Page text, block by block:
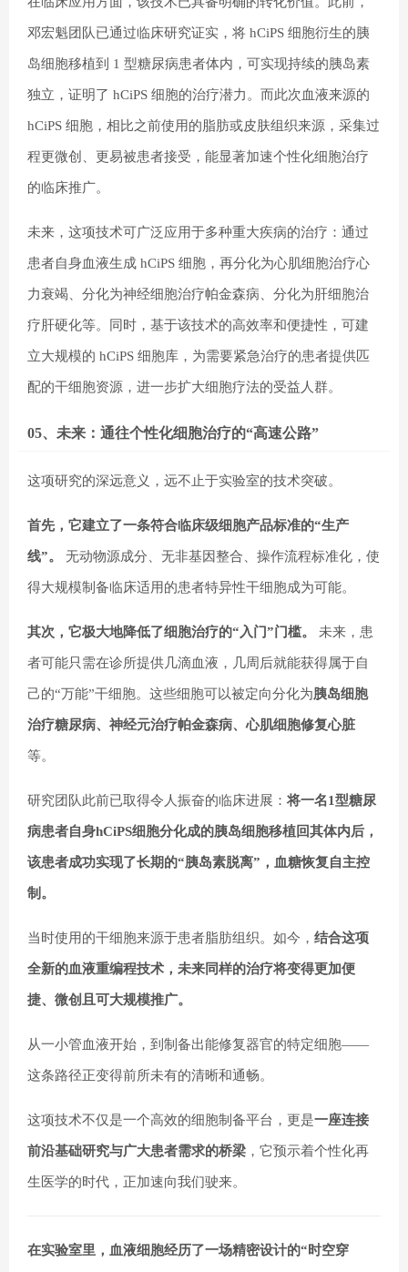
邓宏魁团队已通过临床研究证实，将 hCiPS 细胞衍生的胰
岛细胞移植到 1 型糖尿病患者体内，可实现持续的胰岛素
独立，证明了 hCiPS 细胞的治疗潜力。而此次血液来源的
hCiPS 细胞，相比之前使用的脂肪或皮肤组织来源，采集过
程更微创、更易被患者接受，能显著加速个性化细胞治疗
的临床推广。
未来，这项技术可广泛应用于多种重大疾病的治疗：通过
患者自身血液生成 hCiPS 细胞，再分化为心肌细胞治疗心
力衰竭、分化为神经细胞治疗帕金森病、分化为肝细胞治
疗肝硬化等。同时，基于该技术的高效率和便捷性，可建
立大规模的 hCiPS 细胞库，为需要紧急治疗的患者提供匹
配的干细胞资源，进一步扩大细胞疗法的受益人群。
05、未来：通往个性化细胞治疗的“高速公路”
这项研究的深远意义，远不止于实验室的技术突破。
首先，它建立了一条符合临床级细胞产品标准的“生产
线”。 无动物源成分、无非基因整合、操作流程标准化，使
得大规模制备临床适用的患者特异性干细胞成为可能。
其次，它极大地降低了细胞治疗的“入门”门槛。 未来，患
者可能只需在诊所提供几滴血液，几周后就能获得属于自
己的“万能”干细胞。这些细胞可以被定向分化为胰岛细胞
治疗糖尿病、神经元治疗帕金森病、心肌细胞修复心脏
等。
研究团队此前已取得令人振奋的临床进展： 将一名1型糖尿
病患者自身hCiPS细胞分化成的胰岛细胞移植回其体内后，
该患者成功实现了长期的“胰岛素脱离”，血糖恢复自主控
制。
当时使用的干细胞来源于患者脂肪组织。如今， 结合这项
全新的血液重编程技术，未来同样的治疗将变得更加便
捷、微创且可大规模推广。
从一小管血液开始，到制备出能修复器官的特定细胞——
这条路径正变得前所未有的清晰和通畅。
这项技术不仅是一个高效的细胞制备平台，更是一座连接
前沿基础研究与广大患者需求的桥梁 ，它预示着个性化再
生医学的时代，正加速向我们驶来。
在实验室里，血液细胞经历了一场精密设计的“时空穿